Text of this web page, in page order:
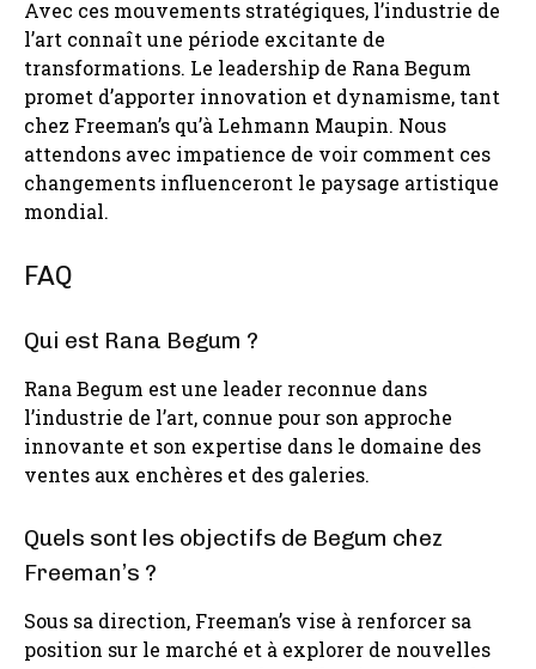
Avec ces mouvements stratégiques, l’industrie de
l’art connaît une période excitante de
transformations. Le leadership de Rana Begum
promet d’apporter innovation et dynamisme, tant
chez Freeman’s qu’à Lehmann Maupin. Nous
attendons avec impatience de voir comment ces
changements influenceront le paysage artistique
mondial.
FAQ
Qui est Rana Begum ?
Rana Begum est une leader reconnue dans
l’industrie de l’art, connue pour son approche
innovante et son expertise dans le domaine des
ventes aux enchères et des galeries.
Quels sont les objectifs de Begum chez
Freeman’s ?
Sous sa direction, Freeman’s vise à renforcer sa
position sur le marché et à explorer de nouvelles